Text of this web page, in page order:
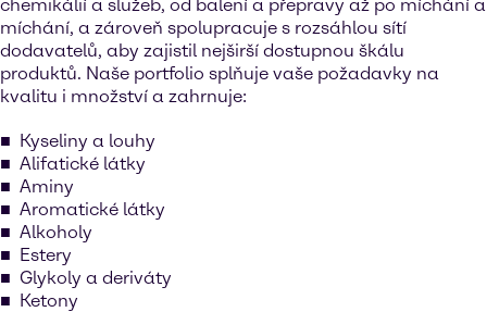
chemikálií a služeb, od balení a přepravy až po míchání a
míchání, a zároveň spolupracuje s rozsáhlou sítí
dodavatelů, aby zajistil nejširší dostupnou škálu
produktů. Naše portfolio splňuje vaše požadavky na
kvalitu i množství a zahrnuje:
Kyseliny a louhy
Alifatické látky
Aminy
Aromatické látky
Alkoholy
Estery
Glykoly a deriváty
Ketony